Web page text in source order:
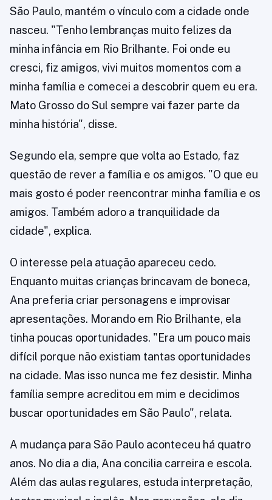
São Paulo, mantém o vínculo com a cidade onde
nasceu. "Tenho lembranças muito felizes da
minha infância em Rio Brilhante. Foi onde eu
cresci, fiz amigos, vivi muitos momentos com a
minha família e comecei a descobrir quem eu era.
Mato Grosso do Sul sempre vai fazer parte da
minha história", disse.
Segundo ela, sempre que volta ao Estado, faz
questão de rever a família e os amigos. "O que eu
mais gosto é poder reencontrar minha família e os
amigos. Também adoro a tranquilidade da
cidade", explica.
O interesse pela atuação apareceu cedo.
Enquanto muitas crianças brincavam de boneca,
Ana preferia criar personagens e improvisar
apresentações. Morando em Rio Brilhante, ela
tinha poucas oportunidades. "Era um pouco mais
difícil porque não existiam tantas oportunidades
na cidade. Mas isso nunca me fez desistir. Minha
família sempre acreditou em mim e decidimos
buscar oportunidades em São Paulo", relata.
A mudança para São Paulo aconteceu há quatro
anos. No dia a dia, Ana concilia carreira e escola.
Além das aulas regulares, estuda interpretação,